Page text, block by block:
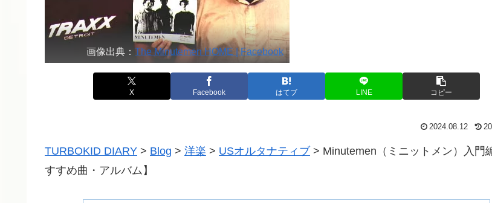
画像出典：The Minutemen HOME | Facebook
X Facebook はてブ LINE コピー
2024.08.12
TURBOKID DIARY > Blog > 洋楽 > USオルタナティブ> Minutemen（ミニットメン）入門
すすめ曲・アルバム】